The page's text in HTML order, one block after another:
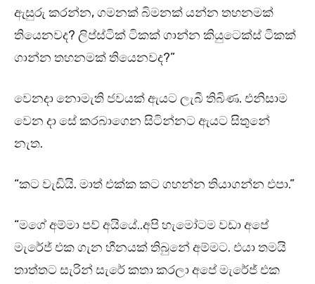
ඇසුරු කරන්න, ගමනක් බිමනක් යන්න තහනමක්
තියෙනවද? ලිප්ස්ටික් ටිකක් ගාන්න කියුටෙක්ස් ටිකක්
ගාන්න තහනමක් තියෙනවද?”
වෙනදා නොමැති ජවයක් ඇයට ලැබී තිබිණ. එනිසාම
වෙන දා සේ කරබාගෙන සිටින්නට ඇයට සිතුනේ
නැත.
“කට වැඩියි. මාත් එක්ක කට ගහන්න තියාගන්න එපා.”
“මගේ අම්මා පව් අයියේ..අපි හැමෝටම වඩා අපේ
මැරේජ් එක ගැන හීනයක් තිබුනේ අම්මට. එයා තමයි
තාත්තට සැරින් සැරේ කතා කරලා අපේ මැරේජ් එක